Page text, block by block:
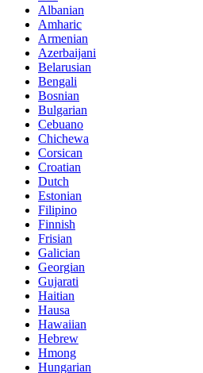
Albanian
Amharic
Armenian
Azerbaijani
Belarusian
Bengali
Bosnian
Bulgarian
Cebuano
Chichewa
Corsican
Croatian
Dutch
Estonian
Filipino
Finnish
Frisian
Galician
Georgian
Gujarati
Haitian
Hausa
Hawaiian
Hebrew
Hmong
Hungarian